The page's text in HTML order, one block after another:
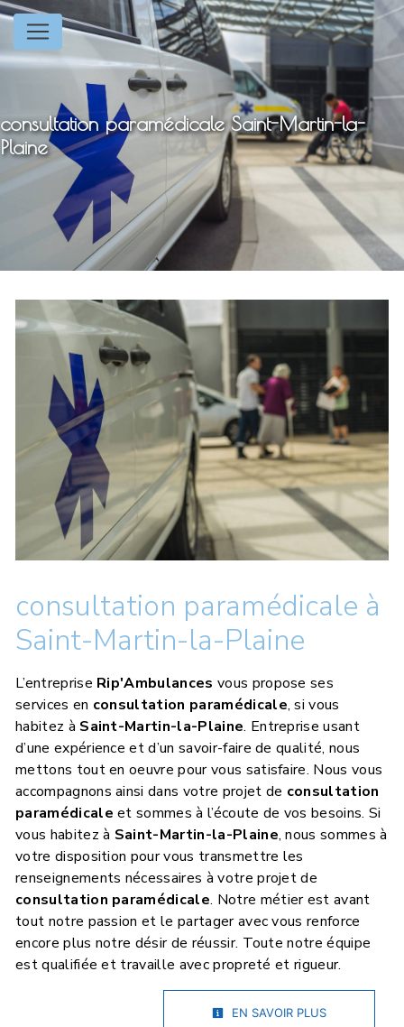
consultation paramédicale Saint-Martin-la-
Plaine
consultation paramédicale à
Saint-Martin-la-Plaine
L’entreprise Rip'Ambulances vous propose ses
services en consultation paramédicale, si vous
habitez à Saint-Martin-la-Plaine. Entreprise usant
d’une expérience et d’un savoir-faire de qualité, nous
mettons tout en oeuvre pour vous satisfaire. Nous vous
accompagnons ainsi dans votre projet de consultation
paramédicale et sommes à l’écoute de vos besoins. Si
vous habitez à Saint-Martin-la-Plaine, nous sommes à
votre disposition pour vous transmettre les
renseignements nécessaires à votre projet de
consultation paramédicale. Notre métier est avant
tout notre passion et le partager avec vous renforce
encore plus notre désir de réussir. Toute notre équipe
est qualifiée et travaille avec propreté et rigueur.
EN SAVOIR PLUS
Panneau de gestion des cookies